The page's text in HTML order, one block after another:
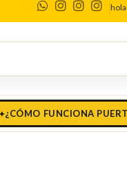
¿CÓMO FUNCIONA
fuentes, bambú)